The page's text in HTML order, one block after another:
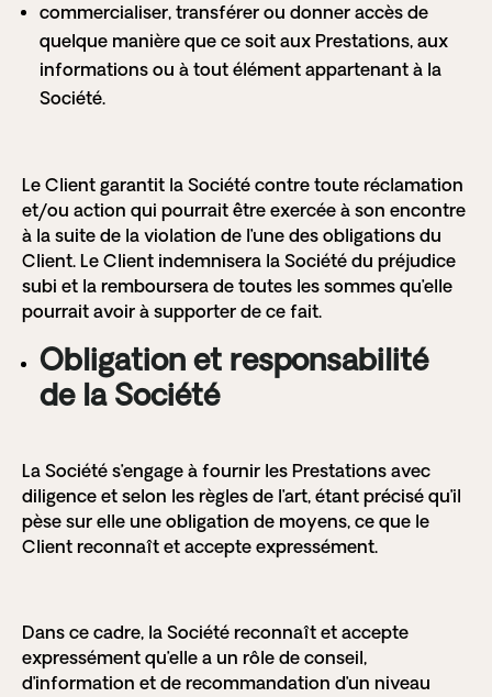
commercialiser, transférer ou donner accès de
quelque manière que ce soit aux Prestations, aux
informations ou à tout élément appartenant à la
Société.
Le Client garantit la Société contre toute réclamation
et/ou action qui pourrait être exercée à son encontre
à la suite de la violation de l’une des obligations du
Client. Le Client indemnisera la Société du préjudice
subi et la remboursera de toutes les sommes qu’elle
pourrait avoir à supporter de ce fait.
Obligation et responsabilité
de la Société
La Société s’engage à fournir les Prestations avec
diligence et selon les règles de l’art, étant précisé qu’il
pèse sur elle une obligation de moyens, ce que le
Client reconnaît et accepte expressément.
Dans ce cadre, la Société reconnaît et accepte
expressément qu’elle a un rôle de conseil,
d’information et de recommandation d’un niveau